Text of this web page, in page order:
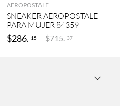
AEROPOSTALE
SNEAKER AEROPOSTALE
PARA MUJER 84359
$286. 15 $715. 37